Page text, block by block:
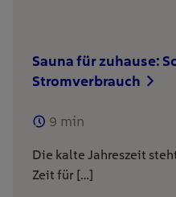
Sauna für zuhause:
Stromverbrauch
9 min
Die kalte Jahreszeit
Zeit für […]